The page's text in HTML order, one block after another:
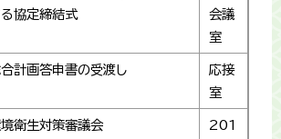
協定締結式
会議
室
計画答申書の受渡し
応接
室
衛生対策審議会
201